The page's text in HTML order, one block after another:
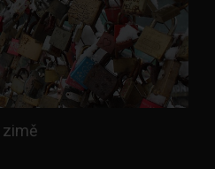
zimě